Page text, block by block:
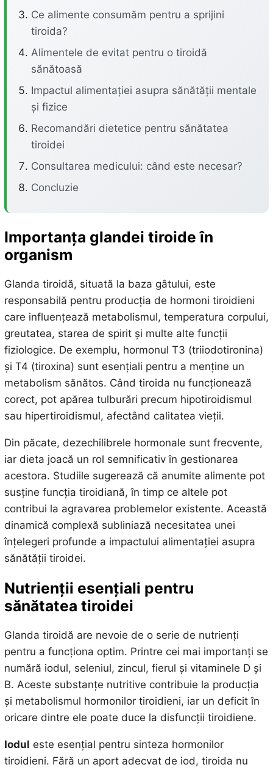
Ce alimente consumăm pentru a sprijini
tiroida?
Alimentele de evitat pentru o tiroidă
sănătoasă
Impactul alimentației asupra sănătății mentale
și fizice
Recomandări dietetice pentru sănătatea
tiroidei
Consultarea medicului: când este necesar?
Concluzie
Importanța glandei tiroide în
organism
Glanda tiroidă, situată la baza gâtului, este
responsabilă pentru producția de hormoni tiroidieni
care influențează metabolismul, temperatura corpului,
greutatea, starea de spirit și multe alte funcții
fiziologice. De exemplu, hormonul T3 (triiodotironina)
și T4 (tiroxina) sunt esențiali pentru a menține un
metabolism sănătos. Când tiroida nu funcționează
corect, pot apărea tulburări precum hipotiroidismul
sau hipertiroidismul, afectând calitatea vieții.
Din păcate, dezechilibrele hormonale sunt frecvente,
iar dieta joacă un rol semnificativ în gestionarea
acestora. Studiile sugerează că anumite alimente pot
susține funcția tiroidiană, în timp ce altele pot
contribui la agravarea problemelor existente. Această
dinamică complexă subliniază necesitatea unei
înțelegeri profunde a impactului alimentației asupra
sănătății tiroidei.
Nutrienții esențiali pentru
sănătatea tiroidei
Glanda tiroidă are nevoie de o serie de nutrienți
pentru a funcționa optim. Printre cei mai importanți se
numără iodul, seleniul, zincul, fierul și vitaminele D și
B. Aceste substanțe nutritive contribuie la producția
și metabolismul hormonilor tiroidieni, iar un deficit în
oricare dintre ele poate duce la disfuncții tiroidiene.
Iodul este esențial pentru sinteza hormonilor
tiroidieni. Fără un aport adecvat de iod, tiroida nu